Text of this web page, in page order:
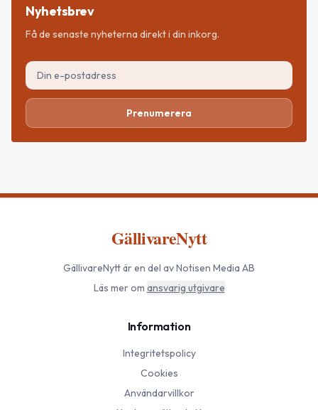
Nyhetsbrev
Få de senaste nyheterna direkt i din inkorg.
Prenumerera
GällivareNytt
GällivareNyttär en del av Notisen Media AB
Läs mer om ansvarig utgivare
Information
Integritetspolicy
Cookies
Användarvillkor